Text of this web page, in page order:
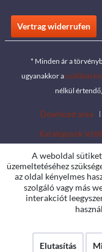
Vertrag widerrufen
* Minden ár a
ugyanakkor aszállítási
nélkül
Download area
Katalógusok
A weboldal
üzemeltetéséhez
az oldal kényelmes
szolgáló vagy más
interakciót
Elutasítás